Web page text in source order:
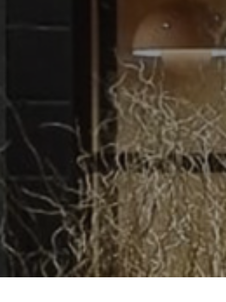
Objektbereich